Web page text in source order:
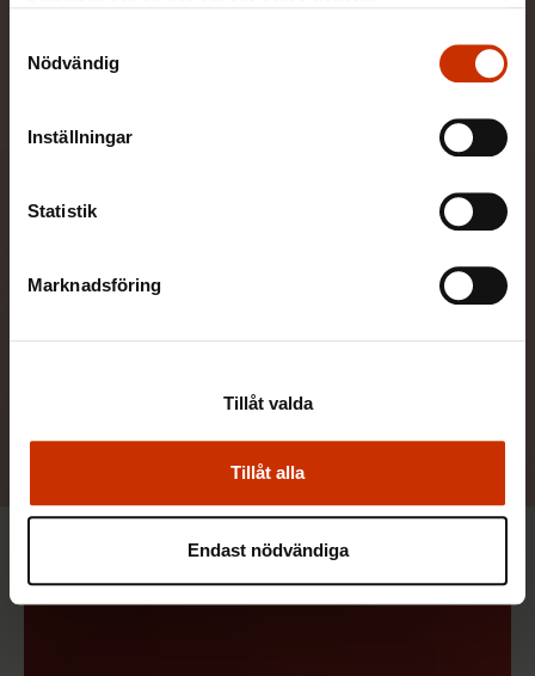
Nödvändig
Inställningar
Statistik
Marknadsföring
Tillåt alla
Tillåt valda
Endast nödvändiga
Här kan du bekanta dig med oss